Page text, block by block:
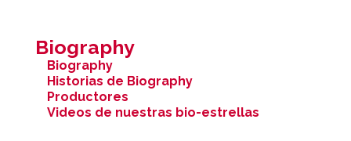
Biography
Biography
Historias de Biography
Productores
Videos de nuestras bio-estrellas